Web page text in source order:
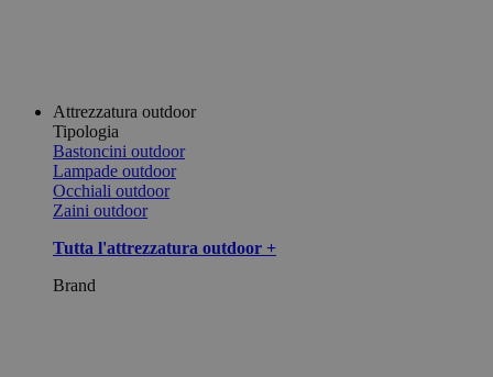
Attrezzatura outdoor
Tipologia
Bastoncini outdoor
Lampade outdoor
Occhiali outdoor
Zaini outdoor
Tutta l'attrezzatura outdoor +
Brand